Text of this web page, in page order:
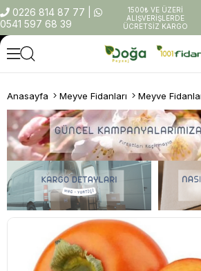
0226 814 87 77
0541 597 68 39
1500₺ VE ÜZERİ
ALIŞVERİŞLERDE
ÜCRETSİZ KARGO
Anasayfa Meyve Fidanları Meyve